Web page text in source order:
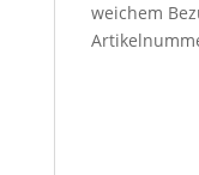
weichem